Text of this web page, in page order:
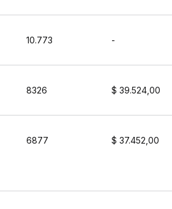
10.773 -
8326 $ 39.524,00
6877 $ 37.452,00